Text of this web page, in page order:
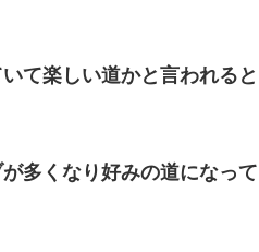
て楽しい道かと言われると
多くなり好みの道になって